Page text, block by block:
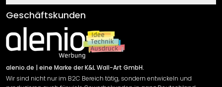
Klebe- und Montageanleitungen
Newsletter An-/Abmeldung
Sendungsverfolgung
AGB
Impressum
Versand & Zahlung
Rücksendung
Widerrufsrecht
Geschäftskunden
alenio.de | eine Marke der K&L Wall-Art GmbH.
Wir sind nicht nur im B2C Bereich tätig, sondern entwickeln und